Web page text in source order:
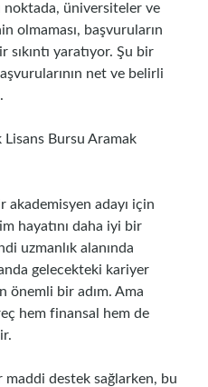
noktada, üniversiteler ve
olmaması, başvuruların
yaratıyor. Şu bir
net ve belirli
Lisans Bursu Aramak
akademisyen adayı için
hayatını daha iyi bir
uzmanlık alanında
gelecekteki kariyer
önemli bir adım. Ama
hem finansal hem de
destek sağlarken, bu